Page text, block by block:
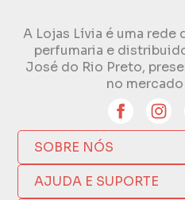
A Lojas Lívia é uma
perfumaria e
José do Rio Preto,
no
SOBRE NÓS
Quem Somos
Compra Segura
AJUDA E SUPORTE